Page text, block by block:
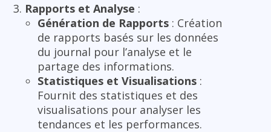
Rapports et Analyse :
Génération de Rapports : Création
de rapports basés sur les données
du journal pour l’analyse et le
partage des informations.
Statistiques et Visualisations :
Fournit des statistiques et des
visualisations pour analyser les
tendances et les performances.